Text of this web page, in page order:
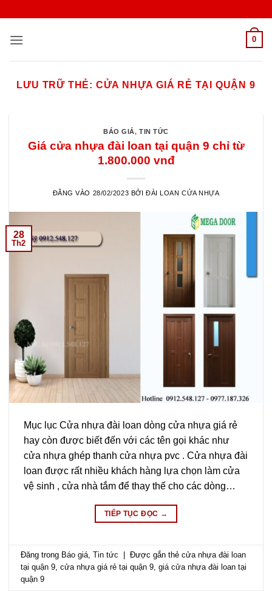
nội
0
LƯU TRỮ THẺ: CỬA NHỰA GIÁ RẺ TẠI QUẬN 9
BÁO GIÁ,TIN TỨC
Giá cửa nhựa đài loan tại quận 9 chỉ từ
1.800.000 vnđ
ĐĂNG VÀO 28/02/2023 BỞI ĐÀI LOAN CỬA NHỰA
28
Th2
Mục lục Cửa nhựa đài loan dòng cửa nhựa giá rẻ
hay còn được biết đến với các tên gọi khác như
cửa nhựa ghép thanh cửa nhựa pvc . Cửa nhựa đài
loan được rất nhiều khách hàng lựa chọn làm cửa
vệ sinh , cửa nhà tắm để thay thế cho các dòng…
TIẾP TỤC ĐỌC →
Đăng trong Báo giá ,Tin tức Được gắn thẻcửa nhựa đài loan
tại quận 9 ,cửa nhựa giá rẻ tại quận 9 ,giá cửa nhựa đài loan tại
quận 9